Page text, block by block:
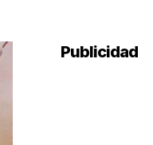
Publicidad